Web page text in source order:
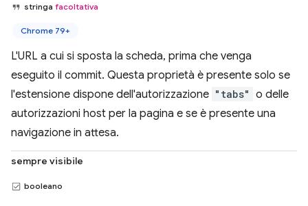
stringa facoltativa
Chrome 79+
L'URL a cui si sposta la scheda, prima che venga
eseguito il commit. Questa proprietà è presente solo se
l'estensione dispone dell'autorizzazione "tabs" o delle
autorizzazioni host per la pagina e se è presente una
navigazione in attesa.
sempre visibile
booleano